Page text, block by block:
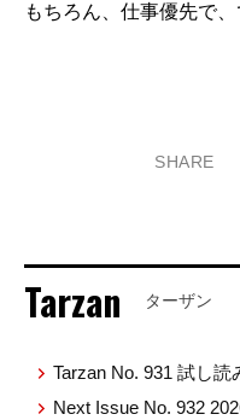
もちろん、仕事優先で、
SHARE
Tarzan ターザン
Tarzan No. 931 試し読
Next Issue No. 932